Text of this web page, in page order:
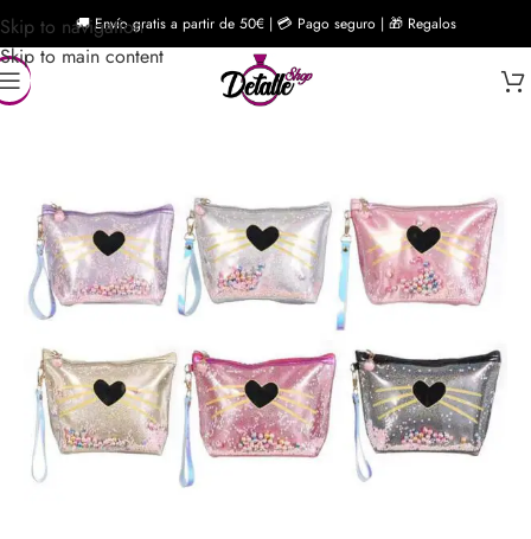
Skip to navigation
Skip to main content
🚚 Envío gratis a partir de 50€ | 💳 Pago seguro | 🎁 Regalos